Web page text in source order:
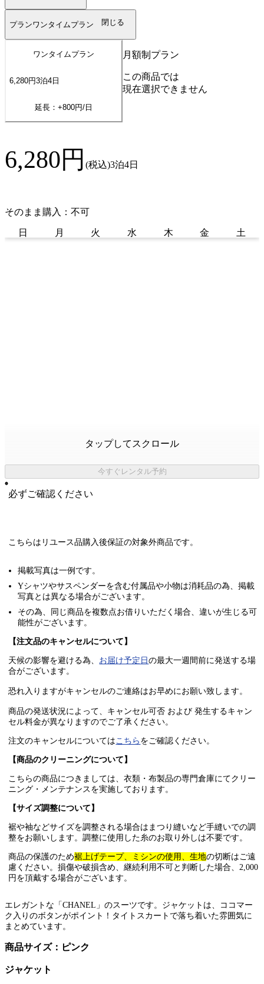
プランワンタイムプラン 閉じる
ワンタイムプラン
6,280円3泊4 日
延長：+800円/日
月額制プラン
この商品では
現在選択できません
6,280円 (税込)3泊4日
そのまま購入：不可
日 月 火 水 木 金 土
タップしてスクロール
今すぐレンタル予約
必ずご確認ください
こちらはリユース品購入後保証の対象外商品です。
掲載写真は一例です。
Yシャツやサスペンダーを含む付属品や小物は消耗品の為、掲載
写真とは異なる場合がございます。
その為、同じ商品を複数点お借りいただく場合、違いが生じる可
能性がございます。
【注文品のキャンセルについて】
天候の影響を避ける為、 お届け予定日の最大一週間前に発送する場
合がございます。
恐れ入りますがキャンセルのご連絡はお早めにお願い致します。
商品の発送状況によって、キャンセル可否 および 発生するキャン
セル料金が異なりますのでご了承ください。
注文のキャンセルについてはこちら をご確認ください。
【商品のクリーニングについて】
こちらの商品につきましては、衣類・布製品の専門倉庫にてクリー
ニング・メンテナンスを実施しております。
【サイズ調整について】
裾や袖などサイズを調整される場合はまつり縫いなど手縫いでの調
整をお願いします。調整に使用した糸のお取り外しは不要です。
商品の保護のため裾上げテープ、ミシンの使用、生地の切断はご遠
慮ください。損傷や破損含め、継続利用不可と判断した場合、2,000
円を頂戴する場合がございます。
エレガントな「CHANEL」のスーツです。ジャケットは、ココマー
ク入りのボタンがポイント！タイトスカートで落ち着いた雰囲気に
まとめています。
商品サイズ：ピンク
ジャケット